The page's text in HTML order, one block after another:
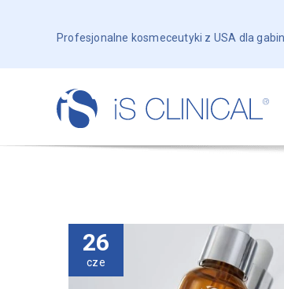
Profesjonalne kosmeceutyki z USA dla
26
cze